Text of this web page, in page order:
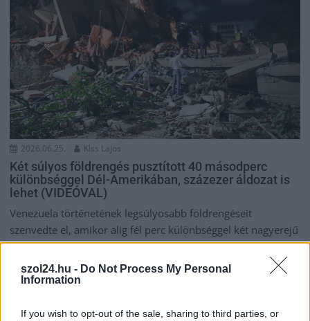
szol24.hu - Do Not Process My Personal
Information
If you wish to opt-out of the sale, sharing to third parties, or
2026.06.25. Kiss Lajos
Két súlyos földrengés pusztított 40 másodperc
különbséggel Dél-Amerikában, százezer áldozat is
lehet (VIDEÓVAL)
Venezuela történetének legsúlyosabb földrengéseit
szenvedte el, amikor alig fél perc különbséggel két nagyerejű
földrengés döntötte romba...
Külföld